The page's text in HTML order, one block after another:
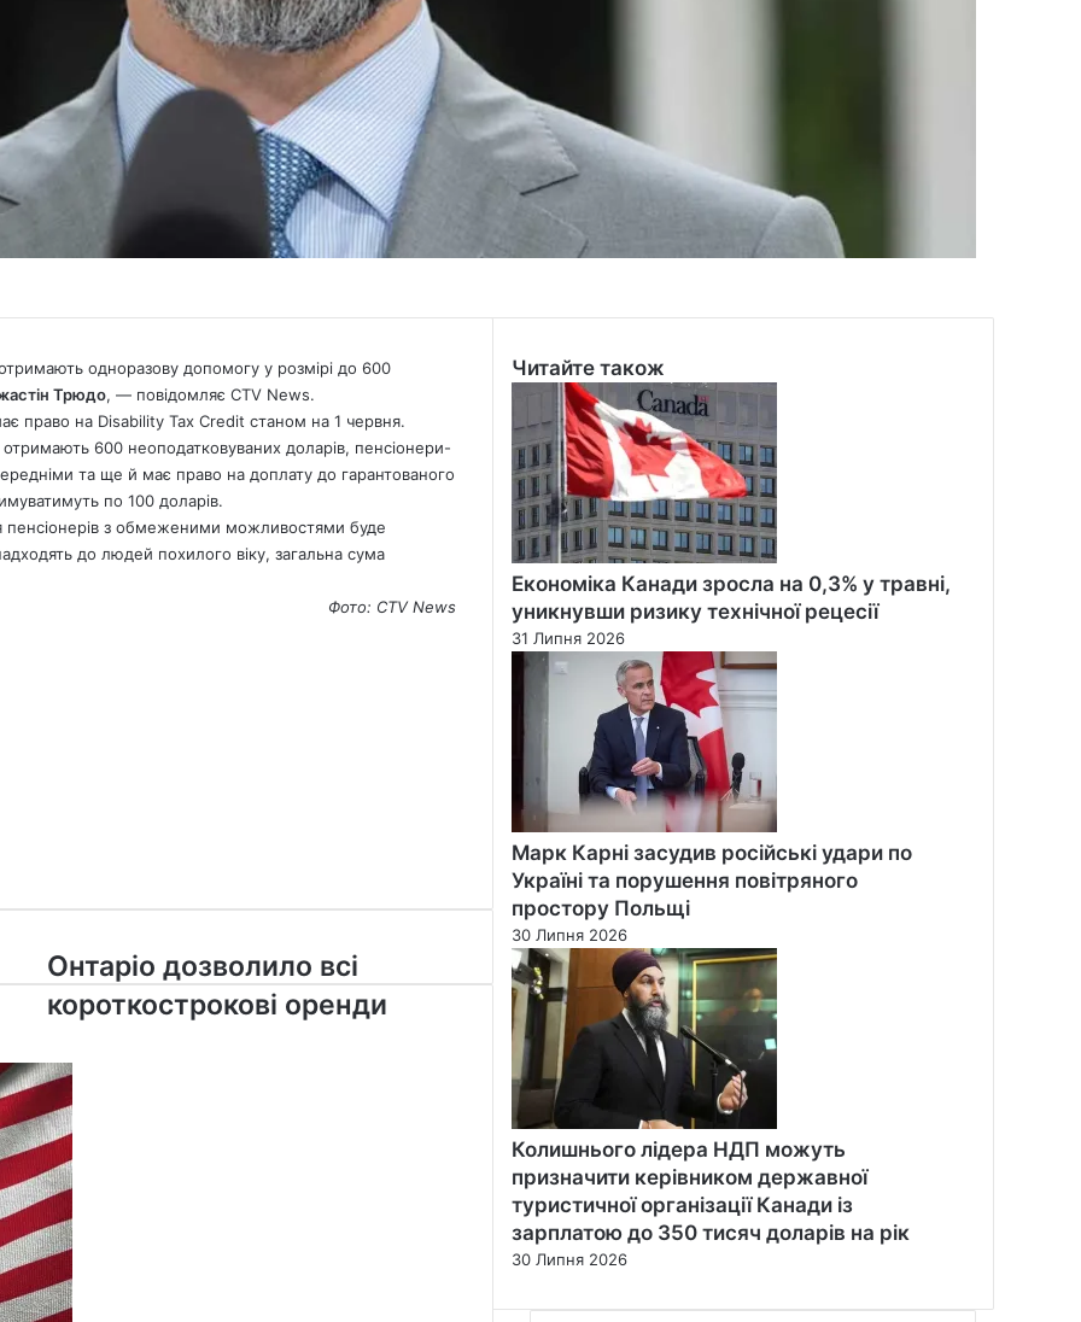
одноразову допомогу у розмірі до 600
Трюдо, — повідомляє CTV News.
право на Disability Tax Credit станом на 1 червня.
отримають 600 неоподатковуваних доларів, пенсіонери-
та ще й має право на доплату до гарантованого
по 100 доларів.
пенсіонерів з обмеженими можливостями буде
до людей похилого віку, загальна сума
Фото: CTVNews
Онтаріо
дозволило
всі
оренди
Онтаріо дозволило всі
короткострокові оренди
Читайте також
Економіка Канади зросла на 0,3% у травні,
уникнувши ризику технічної рецесії
31 Липня 2026
Марк Карні засудив російські удари по
Україні та порушення повітряного
простору Польщі
30 Липня 2026
Колишнього лідера НДП можуть
призначити керівником державної
туристичної організації Канади із
зарплатою до 350 тисяч доларів на рік
30 Липня 2026